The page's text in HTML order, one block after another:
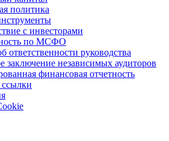
политика
с инвеcторами
по МСФО
ответственности руководства
заключение независимых аудиторов
финансовая отчетность